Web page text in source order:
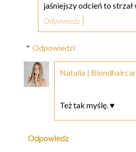
jaśniejszy odcień to
Odpowiedz
Odpowiedzi
Natalia |
Też tak myślę. ♥
Odpowiedz